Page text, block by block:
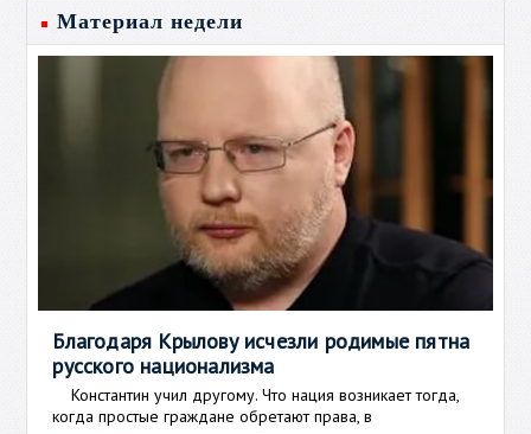
Материал недели
Благодаря Крылову исчезли родимые пятна
русского национализма
Константин учил другому. Что нация возникает тогда,
когда простые граждане обретают права, в